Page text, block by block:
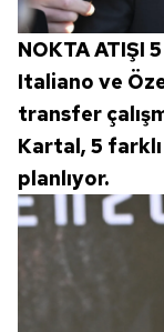
NOKTA ATIŞI
Italiano ve
transfer
Kartal, 5
planlıyor.